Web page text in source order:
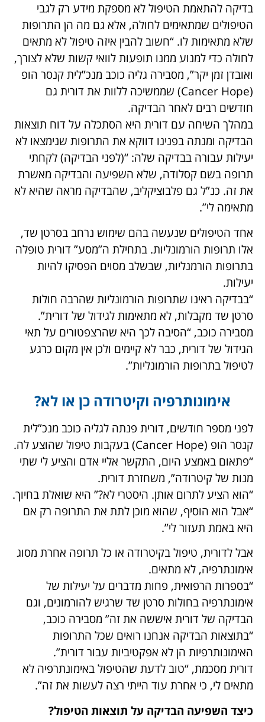
בדיקה להתאמת הטיפול לא מספקת מידע רק לגבי
הטיפולים שמתאימים לחולה, אלא גם מה הן התרופות
שלא מתאימות לו. “חשוב להבין איזה טיפול לא מתאים
לחולה כדי למנוע ממנו תופעות לוואי קשות שלא לצורך,
ואובדן זמן יקר”, מסבירה גליה כוכב מנכ”לית קנסר הופ
(Cancer Hope) שממשיכה ללוות את דורית גם
חודשים רבים לאחר הבדיקה.
במהלך השיחה עם דורית היא הסתכלה על דוח תוצאות
הבדיקה ומנתה בפנינו דווקא את התרופות שנימצאו לא
יעילות עבורה בבדיקה שלה: “(לפני הבדיקה) לקחתי
תרופה בשם קסלודה, שלא השפיעה והבדיקה מאשרת
את זה. כנ”ל גם פלבוציקליב, שהבדיקה מראה שהיא לא
מתאימה לי”.
אחד הטיפולים שנעשה בהם שימוש נרחב בסרטן שד,
אלו תרופות הורמונליות. בתחילת ה”מסע” דורית טופלה
בתרופות הורמנליות, שבשלב מסוים הפסיקו להיות
יעילות.
“בבדיקה ראינו שתרופות הורמונליות שהרבה חולות
סרטן שד מקבלות, לא מתאימות לגידול של דורית”.
מסבירה כוכב, “הסיבה לכך היא שהרצפטורים על תאי
הגידול של דורית, כבר לא קיימים ולכן אין מקום כרגע
לטיפול בתרופות הורמונליות”.
אימונותרפיה וקיטרודה כן או לא?
לפני מספר חודשים, דורית פנתה לגליה כוכב מנכ”לית
קנסר הופ (Cancer Hope) בעקבות טיפול שהוצע לה.
“פתאום באמצע היום, התקשר אליי אדם והציע לי שתי
מנות של קיטרודה”, משחזרת דורית.
“הוא הציע לתרום אותן. היסטרי לא?” היא שואלת בחיוך.
“אבל הוא הוסיף, שהוא מוכן לתת את התרופה רק אם
היא באמת תעזור לי”.
אבל לדורית, טיפול בקיטרודה או כל תרופה אחרת מסוג
אימונתרפיה, לא מתאים.
“בספרות הרפואית, פחות מדברים על יעילות של
אימונתרפיה בחולות סרטן שד שרגיש להורמונים, וגם
הבדיקה של דורית איששה את זה” מסבירה כוכב,
“בתוצאות הבדיקה אנחנו רואים שכל התרופות
האימונותרפיות הן לא אפקטיביות עבור דורית”.
דורית מסכמת, “טוב לדעת שהטיפול באימונתרפיה לא
מתאים לי, כי אחרת עוד הייתי רצה לעשות את זה”.
כיצד השפיעה הבדיקה על תוצאות הטיפול?